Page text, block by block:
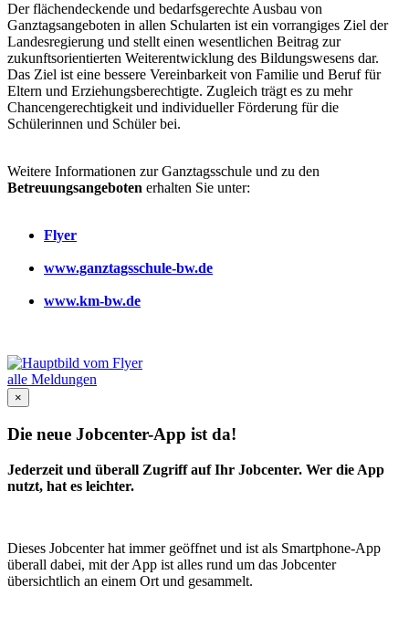
Der flächendeckende und bedarfsgerechte Ausbau von
Ganztagsangeboten in allen Schularten ist ein vorrangiges Ziel der
Landesregierung und stellt einen wesentlichen Beitrag zur
zukunftsorientierten Weiterentwicklung des Bildungswesens dar.
Das Ziel ist eine bessere Vereinbarkeit von Familie und Beruf für
Eltern und Erziehungsberechtigte. Zugleich trägt es zu mehr
Chancengerechtigkeit und individueller Förderung für die
Schülerinnen und Schüler bei.
Weitere Informationen zur Ganztagsschule und zu den
Betreuungsangeboten erhalten Sie unter:
Flyer
www.ganztagsschule-bw.de
www.km-bw.de
alle Meldungen
×
Die neue Jobcenter-App ist da!
Jederzeit und überall Zugriff auf Ihr Jobcenter. Wer die App
nutzt, hat es leichter.
Dieses Jobcenter hat immer geöffnet und ist als Smartphone-App
überall dabei, mit der App ist alles rund um das Jobcenter
übersichtlich an einem Ort und gesammelt.